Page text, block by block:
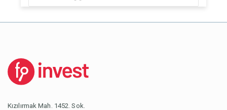
Kızılırmak Mah. 1452. Sok.